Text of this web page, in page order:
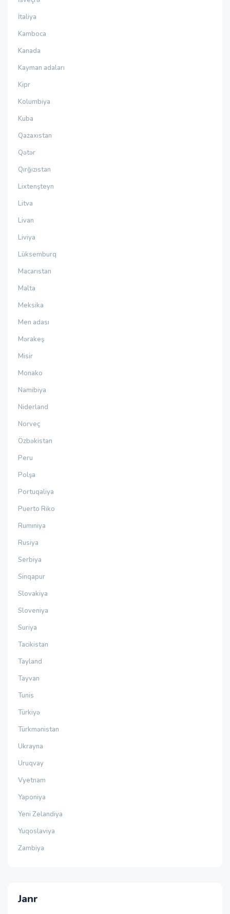
İtaliya
Kamboca
Kanada
Kayman adaları
Kipr
Kolumbiya
Kuba
Qazaxıstan
Qətər
Qırğızıstan
Lixtenşteyn
Litva
Livan
Liviya
Lüksemburq
Macarıstan
Malta
Meksika
Men adası
Mərakeş
Misir
Monako
Namibiya
Niderland
Norveç
Özbəkistan
Peru
Polşa
Portuqaliya
Puerto Riko
Rumıniya
Rusiya
Serbiya
Sinqapur
Slovakiya
Sloveniya
Suriya
Tacikistan
Tayland
Tayvan
Tunis
Türkiyə
Türkmənistan
Ukrayna
Uruqvay
Vyetnam
Yaponiya
Yeni Zelandiya
Yuqoslaviya
Zambiya
Janr